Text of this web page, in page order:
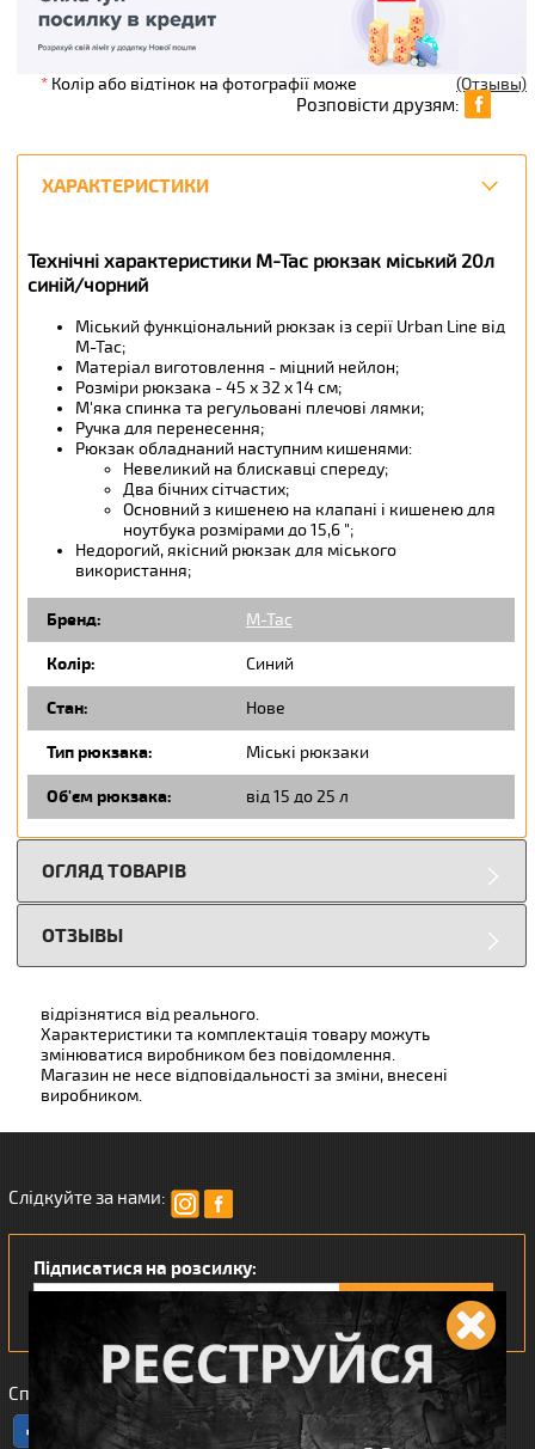
(Отзывы)
Розповісти друзям:
ХАРАКТЕРИСТИКИ
Технічні характеристики M-Tac рюкзак міський 20л
синій/чорний
Міський функціональний рюкзак із серії Urban Line від
М-Тас;
Матеріал виготовлення - міцний нейлон;
Розміри рюкзака - 45 х 32 х 14 см;
М'яка спинка та регульовані плечові лямки;
Ручка для перенесення;
Рюкзак обладнаний наступним кишенями:
Невеликий на блискавці спереду;
Два бічних сітчастих;
Основний з кишенею на клапані і кишенею для
ноутбука розмірами до 15,6 ";
Недорогий, якісний рюкзак для міського
використання;
Бренд: M-Tac
Колір: Синий
Стан: Нове
Тип рюкзака: Міські рюкзаки
Об'єм рюкзака: від 15 до 25 л
ОГЛЯД ТОВАРІВ
ОТЗЫВЫ
*Колір або відтінок на фотографії може
відрізнятися від реального.
Характеристики та комплектація товару можуть
змінюватися виробником без повідомлення.
Магазин не несе відповідальності за зміни, внесені
виробником.
Слідкуйте за нами:
Підписатися на розсилку:
Сподобався наш інтернет магазин?